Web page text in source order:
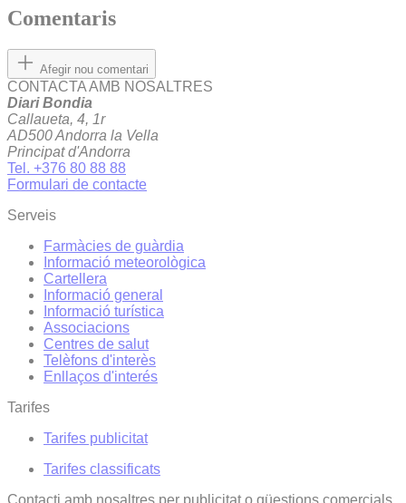
Comentaris
Afegir nou comentari
CONTACTA AMB NOSALTRES
Diari Bondia
Callaueta, 4, 1r
AD500 Andorra la Vella
Principat d'Andorra
Tel. +376 80 88 88
Formulari de contacte
Serveis
Farmàcies de guàrdia
Informació meteorològica
Cartellera
Informació general
Informació turística
Associacions
Centres de salut
Telèfons d'interès
Enllaços d'interés
Tarifes
Tarifes publicitat
Tarifes classificats